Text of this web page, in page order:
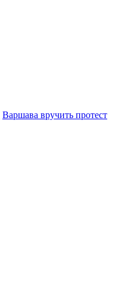
Варшава вручить протест